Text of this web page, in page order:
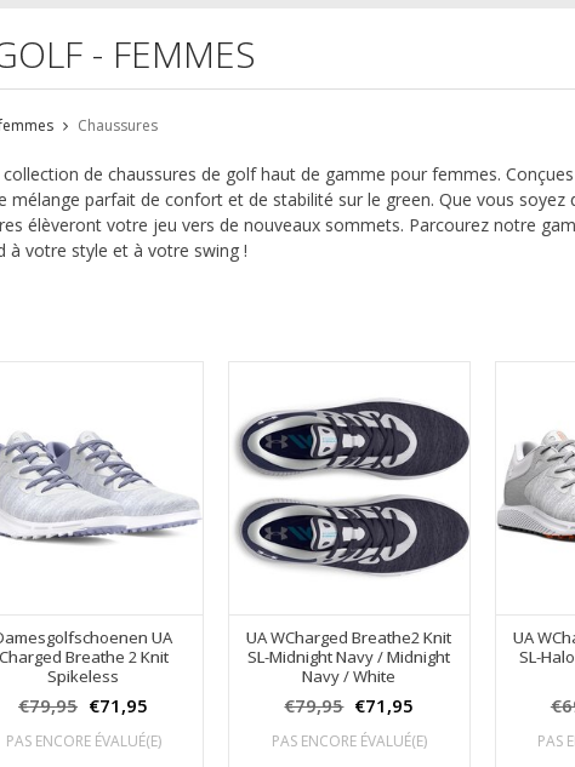
- FEMMES
Chaussures
de chaussures de golf haut de gamme pour femmes.
parfait de confort et de stabilité sur le green. Que vous soyez
élèveront votre jeu vers de nouveaux sommets. Parcourez notre
à votre style et à votre swing !
UA
Charged Breathe 2 Knit
Spikeless
€79,95 €71,95
PAS ENCORE ÉVALUÉ(E)
UA WCharged Breathe2 Knit
SL-Midnight Navy / Midnight
Navy / White
€79,95 €71,95
PAS ENCORE ÉVALUÉ(E)
UA
SL-
PAS